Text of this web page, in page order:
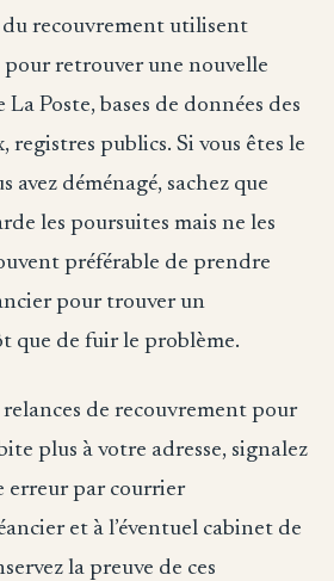
du recouvrement utilisent
pour retrouver une nouvelle
La Poste, bases de données des
registres publics. Si vous êtes le
avez déménagé, sachez que
les poursuites mais ne les
préférable de prendre
pour trouver un
que de fuir le problème.
relances de recouvrement pour
plus à votre adresse, signalez
erreur par courrier
et à l’éventuel cabinet de
la preuve de ces